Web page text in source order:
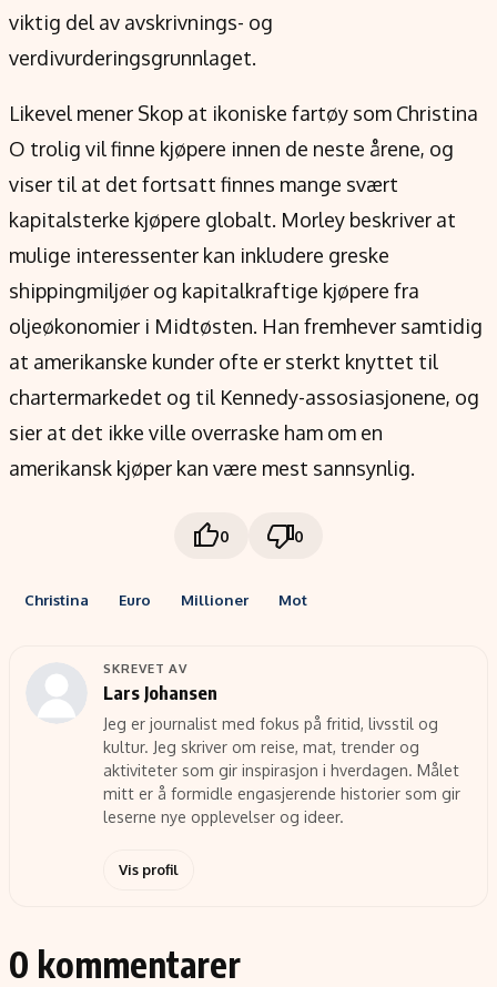
viktig del av avskrivnings- og
verdivurderingsgrunnlaget.
Likevel mener Skop at ikoniske fartøy som Christina
O trolig vil finne kjøpere innen de neste årene, og
viser til at det fortsatt finnes mange svært
kapitalsterke kjøpere globalt. Morley beskriver at
mulige interessenter kan inkludere greske
shippingmiljøer og kapitalkraftige kjøpere fra
oljeøkonomier i Midtøsten. Han fremhever samtidig
at amerikanske kunder ofte er sterkt knyttet til
chartermarkedet og til Kennedy-assosiasjonene, og
sier at det ikke ville overraske ham om en
amerikansk kjøper kan være mest sannsynlig.
0 0
Christina Euro Millioner Mot
SKREVET AV
Lars Johansen
Jeg er journalist med fokus på fritid, livsstil og
kultur. Jeg skriver om reise, mat, trender og
aktiviteter som gir inspirasjon i hverdagen. Målet
mitt er å formidle engasjerende historier som gir
leserne nye opplevelser og ideer.
Vis profil
0 kommentarer